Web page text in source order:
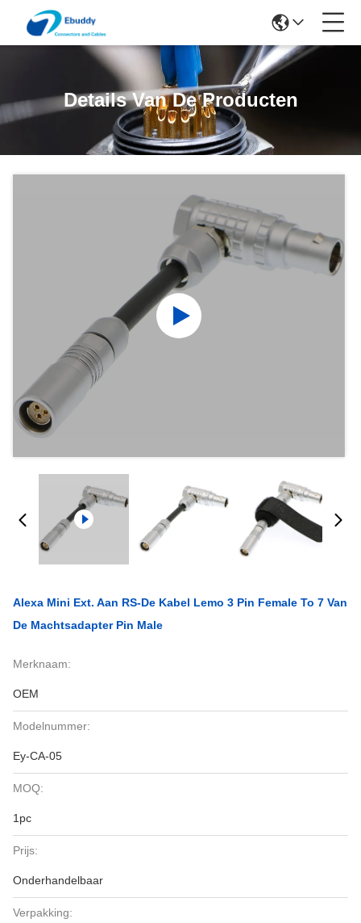
Details Van De Producten
Alexa Mini Ext. Aan RS-De Kabel Lemo 3 Pin Female To 7 Van
De Machtsadapter Pin Male
Merknaam:
OEM
Modelnummer:
Ey-CA-05
MOQ:
1pc
Prijs:
Onderhandelbaar
Verpakking: